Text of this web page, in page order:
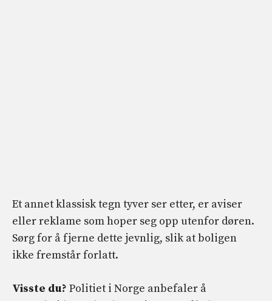
Et annet klassisk tegn tyver ser etter, er aviser
eller reklame som hoper seg opp utenfor døren.
Sørg for å fjerne dette jevnlig, slik at boligen
ikke fremstår forlatt.
Visste du? Politiet i Norge anbefaler å